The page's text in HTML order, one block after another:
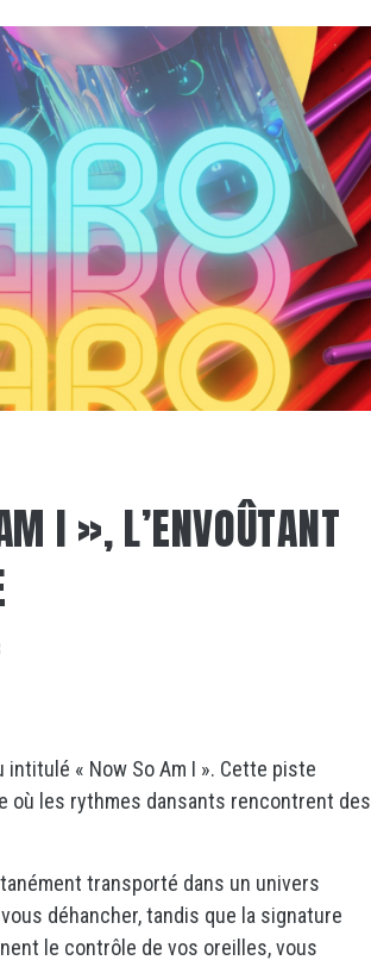
I », L’ENVOÛTANT
intitulé « Now So Am I ». Cette piste
où les rythmes dansants rencontrent des
transporté dans un univers
déhancher, tandis que la signature
le contrôle de vos oreilles, vous